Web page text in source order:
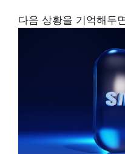
다음 상황을 기억해두